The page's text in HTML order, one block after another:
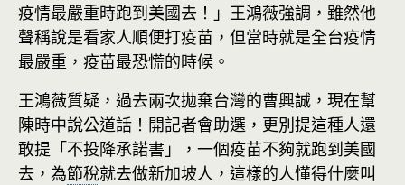
疫情最嚴重時跑到美國去！」王鴻薇強調，雖然他
聲稱說是看家人順便打疫苗，但當時就是全台疫情
最嚴重，疫苗最恐慌的時候。
王鴻薇質疑，過去兩次拋棄台灣的曹興誠，現在幫
陳時中說公道話！開記者會助選，更別提這種人還
敢提「不投降承諾書」，一個疫苗不夠就跑到美國
去，為節稅就去做新加坡人，這樣的人懂得什麼叫